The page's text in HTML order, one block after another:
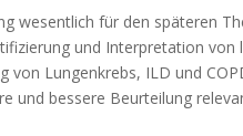
wesentlich für den späteren
und Interpretation von
von Lungenkrebs, ILD und
und bessere Beurteilung